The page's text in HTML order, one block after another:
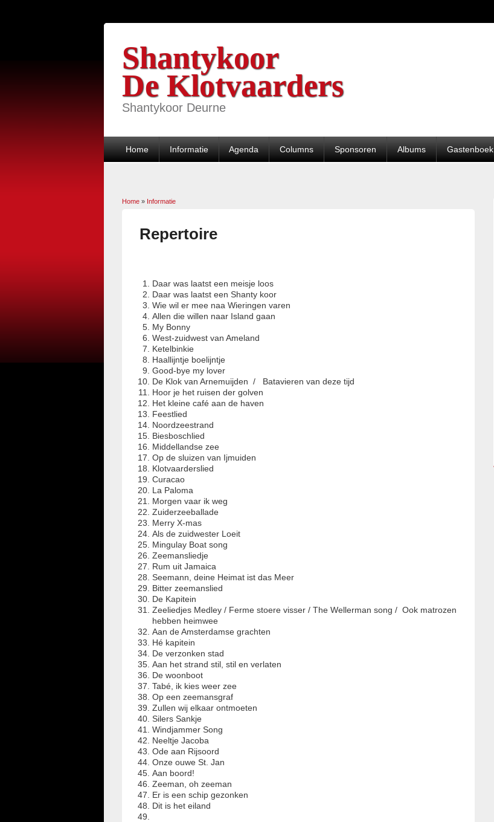
Shantykoor
De Klotvaarders
Shantykoor Deurne
Home Informatie Agenda Columns Sponsoren Albums Gastenboek
U bent hier
Home » Informatie
Repertoire
Daar was laatst een meisje loos
Daar was laatst een Shanty koor
Wie wil er mee naa Wieringen varen
Allen die willen naar Island gaan
My Bonny
West-zuidwest van Ameland
Ketelbinkie
Haallijntje boelijntje
Good-bye my lover
De Klok van Arnemuijden / Batavieren van deze tijd
Hoor je het ruisen der golven
Het kleine café aan de haven
Feestlied
Noordzeestrand
Biesboschlied
Middellandse zee
Op de sluizen van Ijmuiden
Klotvaarderslied
Curacao
La Paloma
Morgen vaar ik weg
Zuiderzeeballade
Merry X-mas
Als de zuidwester Loeit
Mingulay Boat song
Zeemansliedje
Rum uit Jamaica
Seemann, deine Heimat ist das Meer
Bitter zeemanslied
De Kapitein
Zeeliedjes Medley / Ferme stoere visser / The Wellerman song / Ook matrozen
hebben heimwee
Aan de Amsterdamse grachten
Hé kapitein
De verzonken stad
Aan het strand stil, stil en verlaten
De woonboot
Tabé, ik kies weer zee
Op een zeemansgraf
Zullen wij elkaar ontmoeten
Silers Sankje
Windjammer Song
Neeltje Jacoba
Ode aan Rijsoord
Onze ouwe St. Jan
Aan boord!
Zeeman, oh zeeman
Er is een schip gezonken
Dit is het eiland